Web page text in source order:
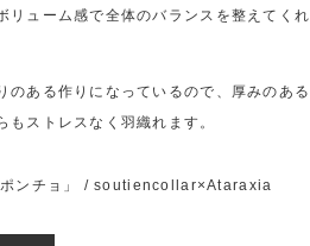
リューム感で全体のバランスを整えてくれ
のある作りになっているので、厚みのある
もストレスなく羽織れます。
ンチョ」 /soutiencollar×Ataraxia